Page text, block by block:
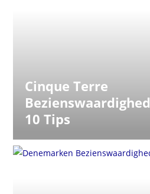
Cinque Terre
10 Tips